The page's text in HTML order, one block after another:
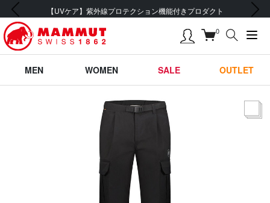
会員登録で【5,500円 (税込) 以上 送料無料】
前の画像 次の画像
0
MEN WOMEN SALE OUTLET